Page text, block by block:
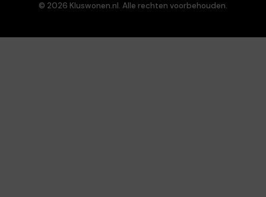
© 2026 Kluswonen.nl. Alle rechten voorbehouden.